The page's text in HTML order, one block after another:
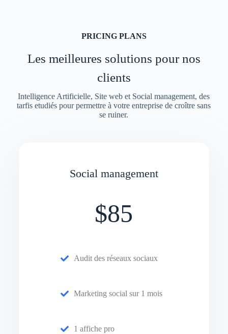
PRICING PLANS
Les meilleures solutions pour nos
clients
Intelligence Artificielle, Site web et Social management, des
tarfis etudiés pour permettre à votre entreprise de croître sans
se ruiner.
Social management
$85
Audit des réseaux sociaux
Marketing social sur 1 mois
1 affiche pro